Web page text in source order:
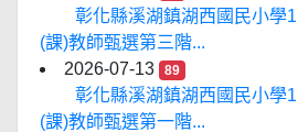
彰化縣溪湖鎮湖西國民小學
(課)教師甄選第三階...
2026-07-13
89
彰化縣溪湖鎮湖西國民小學
(課)教師甄選第一階...